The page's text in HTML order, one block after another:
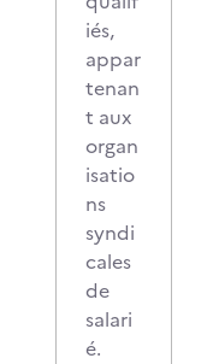
iés,
appar
tenan
t aux
organ
isatio
ns
syndi
cales
de
salari
é.